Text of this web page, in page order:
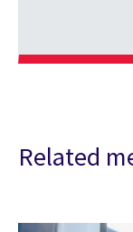
Related